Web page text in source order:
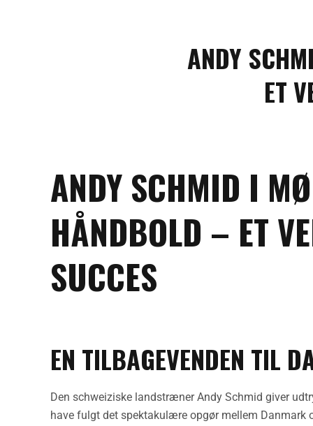
ANDY
ET
ANDY SCHMID I
HÅNDBOLD – ET
SUCCES
EN TILBAGEVENDEN TIL
Den schweiziske landstræner Andy Schmid giver
have fulgt det spektakulære opgør mellem Danmark